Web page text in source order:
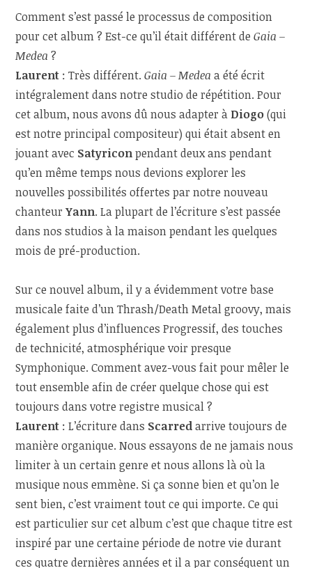
Comment s’est passé le processus de composition
pour cet album ? Est-ce qu’il était différent deGaia –
Medea ?
Laurent : Très différent.Gaia – Medea a été écrit
intégralement dans notre studio de répétition. Pour
cet album, nous avons dû nous adapter à Diogo(qui
est notre principal compositeur) qui était absent en
jouant avec Satyriconpendant deux ans pendant
qu’en même temps nous devions explorer les
nouvelles possibilités offertes par notre nouveau
chanteurYann. La plupart de l’écriture s’est passée
dans nos studios à la maison pendant les quelques
mois de pré-production.
Sur ce nouvel album, il y a évidemment votre base
musicale faite d’un Thrash/Death Metal groovy, mais
également plus d’influences Progressif, des touches
de technicité, atmosphérique voir presque
Symphonique. Comment avez-vous fait pour mêler le
tout ensemble afin de créer quelque chose qui est
toujours dans votre registre musical ?
Laurent : L’écriture dans Scarredarrive toujours de
manière organique. Nous essayons de ne jamais nous
limiter à un certain genre et nous allons là où la
musique nous emmène. Si ça sonne bien et qu’on le
sent bien, c’est vraiment tout ce qui importe. Ce qui
est particulier sur cet album c’est que chaque titre est
inspiré par une certaine période de notre vie durant
ces quatre dernières années et il a par conséquent un